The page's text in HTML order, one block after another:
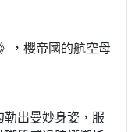
，櫻帝國的航空母
出曼妙身姿，服